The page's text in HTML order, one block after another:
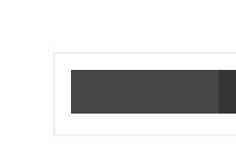
مشاركة عبر البريد